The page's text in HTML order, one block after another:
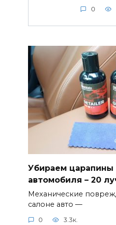
0
Убираем царапины
автомобиля – 20
Механические
салоне авто —
0 3.3к.